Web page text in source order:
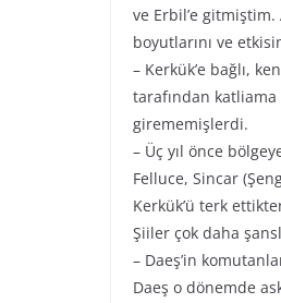
ve Erbil’e
boyutlarını ve
– Kerkük’e bağlı,
tarafından
girememişlerdi.
– Üç yıl önce
Felluce, Sincar
Kerkük’ü terk
Şiiler çok daha
– Daeş’in
Daeş o dönemde